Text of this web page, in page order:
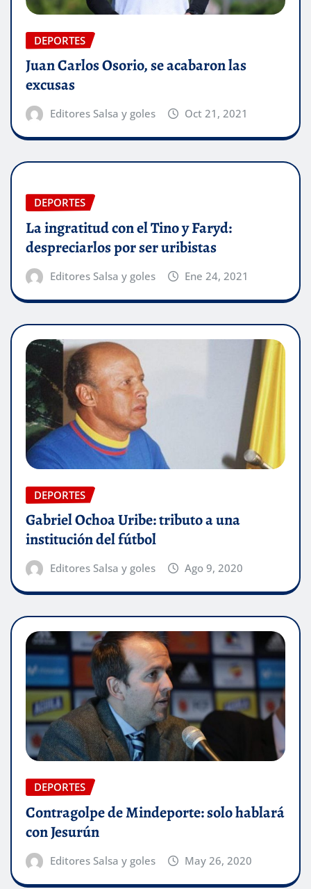
DEPORTES
Juan Carlos Osorio, se acabaron las
excusas
Editores Salsa y goles Oct 21, 2021
DEPORTES
La ingratitud con el Tino y Faryd:
despreciarlos por ser uribistas
Editores Salsa y goles Ene 24, 2021
DEPORTES
Gabriel Ochoa Uribe: tributo a una
institución del fútbol
Editores Salsa y goles Ago 9, 2020
DEPORTES
Contragolpe de Mindeporte: solo hablará
con Jesurún
Editores Salsa y goles May 26, 2020